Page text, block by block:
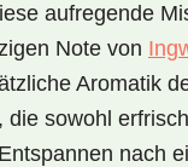
aufregende
Note von
Aromatik
die sowohl
nach